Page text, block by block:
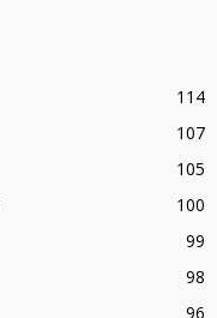
114
107
105
100
99
98
96